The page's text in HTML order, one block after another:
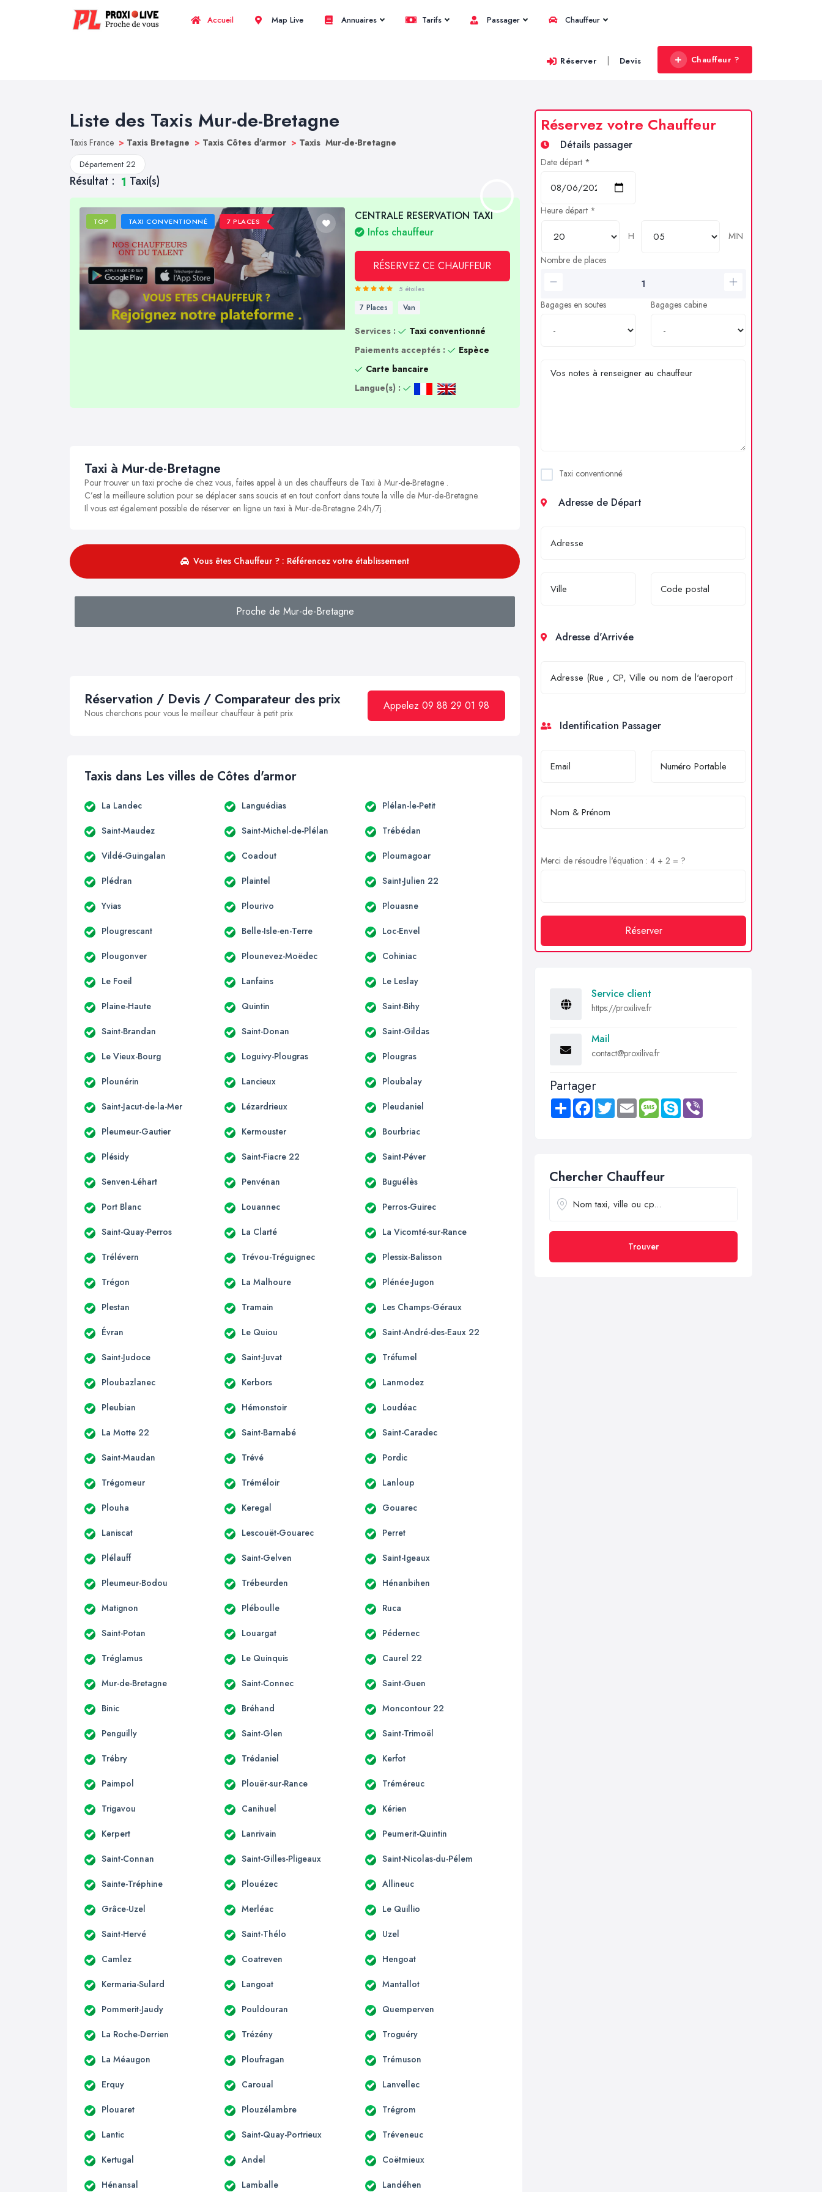
Accueil Map Live Annuaires Tarifs Passager Chauffeur
Réserver | Devis Chauffeur ?
Liste des Taxis Mur-de-Bretagne
Taxis France > Taxis Bretagne > Taxis Côtes d'armor > Taxis Mur-de-Bretagne
Département 22
Résultat : 1 Taxi(s)
TOP TAXI CONVENTIONNÉ 7 PLACES
CENTRALE RESERVATION TAXI
Infos chauffeur
RÉSERVEZ CE CHAUFFEUR
5 étoiles
7 Places Van
Services :
Taxi conventionné
Paiements acceptés :
Espèce
Carte bancaire
Langue(s) :
Taxi à Mur-de-Bretagne
Pour trouver un taxi proche de chez vous, faites appel à un des chauffeurs de Taxi à Mur-de-Bretagne .
C’est la meilleure solution pour se déplacer sans soucis et en tout confort dans toute la ville de Mur-de-Bretagne.
Il vous est également possible de réserver en ligne un taxi à Mur-de-Bretagne 24h/7j .
Vous êtes Chauffeur ? : Référencez votre établissement
Proche de Mur-de-Bretagne
Réservation / Devis / Comparateur des prix
Nous cherchons pour vous le meilleur chauffeur à petit prix
Appelez 09 88 29 01 98
Taxis dans Les villes de Côtes d'armor
La Landec Languédias Plélan-le-Petit
Saint-Maudez Saint-Michel-de-Plélan Trébédan
Vildé-Guingalan Coadout Ploumagoar
Plédran Plaintel Saint-Julien 22
Yvias Plourivo Plouasne
Plougrescant Belle-Isle-en-Terre Loc-Envel
Plougonver Plounevez-Moëdec Cohiniac
Le Foeil Lanfains Le Leslay
Plaine-Haute Quintin Saint-Bihy
Saint-Brandan Saint-Donan Saint-Gildas
Le Vieux-Bourg Loguivy-Plougras Plougras
Plounérin Lancieux Ploubalay
Saint-Jacut-de-la-Mer Lézardrieux Pleudaniel
Pleumeur-Gautier Kermouster Bourbriac
Plésidy Saint-Fiacre 22 Saint-Péver
Senven-Léhart Penvénan Buguélès
Port Blanc Louannec Perros-Guirec
Saint-Quay-Perros La Clarté La Vicomté-sur-Rance
Trélévern Trévou-Tréguignec Plessix-Balisson
Trégon La Malhoure Plénée-Jugon
Plestan Tramain Les Champs-Géraux
Évran Le Quiou Saint-André-des-Eaux 22
Saint-Judoce Saint-Juvat Tréfumel
Ploubazlanec Kerbors Lanmodez
Pleubian Hémonstoir Loudéac
La Motte 22 Saint-Barnabé Saint-Caradec
Saint-Maudan Trévé Pordic
Trégomeur Tréméloir Lanloup
Plouha Keregal Gouarec
Laniscat Lescouët-Gouarec Perret
Plélauff Saint-Gelven Saint-Igeaux
Pleumeur-Bodou Trébeurden Hénanbihen
Matignon Pléboulle Ruca
Saint-Potan Louargat Pédernec
Tréglamus Le Quinquis Caurel 22
Mur-de-Bretagne Saint-Connec Saint-Guen
Binic Bréhand Moncontour 22
Penguilly Saint-Glen Saint-Trimoël
Trébry Trédaniel Kerfot
Paimpol Plouër-sur-Rance Tréméreuc
Trigavou Canihuel Kérien
Kerpert Lanrivain Peumerit-Quintin
Saint-Connan Saint-Gilles-Pligeaux Saint-Nicolas-du-Pélem
Sainte-Tréphine Plouézec Allineuc
Grâce-Uzel Merléac Le Quillio
Saint-Hervé Saint-Thélo Uzel
Camlez Coatreven Hengoat
Kermaria-Sulard Langoat Mantallot
Pommerit-Jaudy Pouldouran Quemperven
La Roche-Derrien Trézény Troguéry
La Méaugon Ploufragan Trémuson
Erquy Caroual Lanvellec
Plouaret Plouzélambre Trégrom
Lantic Saint-Quay-Portrieux Tréveneuc
Kertugal Andel Coëtmieux
Hénansal Lamballe Landéhen
Réservez votre Chauffeur
Détails passager
Date départ *
Heure départ *
H
MIN
Nombre de places
Bagages en soutes Bagages cabine
Taxi conventionné
Adresse de Départ
Adresse d'Arrivée
Identification Passager
Merci de résoudre l'équation : 4 + 2 = ?
Réserver
Service client
https://proxilive.fr
Mail
contact@proxilive.fr
Partager
Share FacebookTwitter Email MessageSkype
Chercher Chauffeur
Trouver